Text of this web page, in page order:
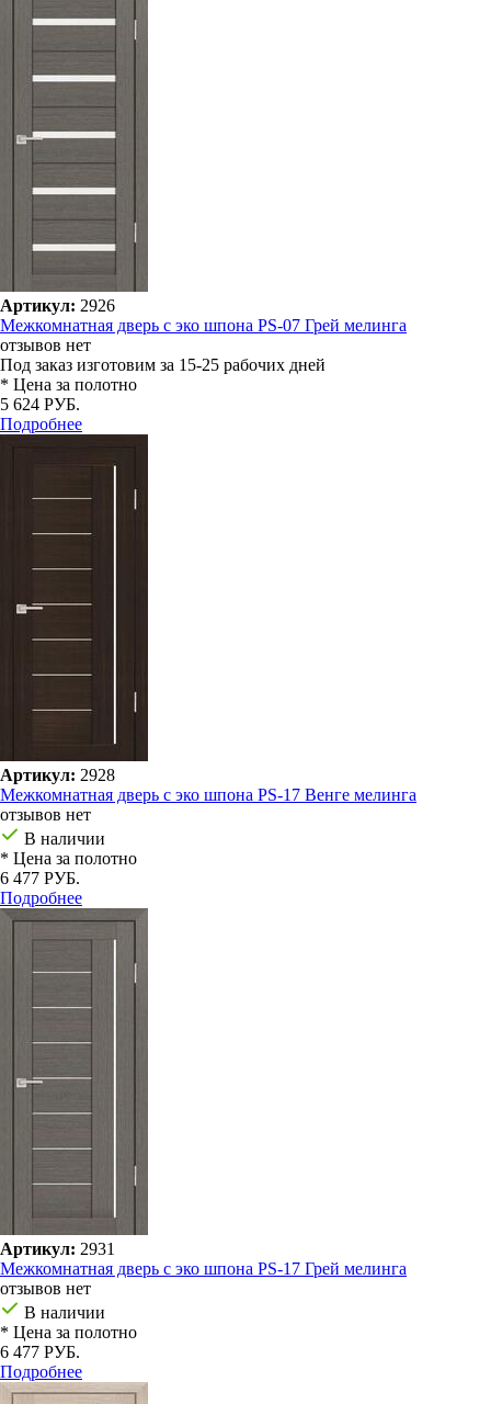
Артикул: 2926
Межкомнатная дверь с эко шпона PS-07 Грей мелинга
отзывов нет
Под заказ изготовим за 15-25 рабочих дней
* Цена за полотно
5 624 РУБ.
Подробнее
Артикул: 2928
Межкомнатная дверь с эко шпона PS-17 Венге мелинга
отзывов нет
В наличии
* Цена за полотно
6 477 РУБ.
Подробнее
Артикул: 2931
Межкомнатная дверь с эко шпона PS-17 Грей мелинга
отзывов нет
В наличии
* Цена за полотно
6 477 РУБ.
Подробнее